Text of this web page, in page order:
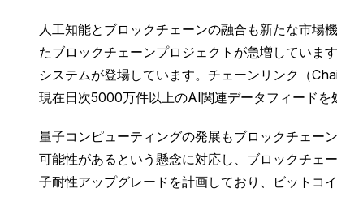
人工知能とブロックチェーンの融合も新たな市場
たブロックチェーンプロジェクトが急増していま
システムが登場しています。チェーンリンク（
現在日次5000万件以上のAI関連データフィードを
量子コンピューティングの発展もブロックチェー
可能性があるという懸念に対応し、ブロックチ
子耐性アップグレードを計画しており、ビットコ